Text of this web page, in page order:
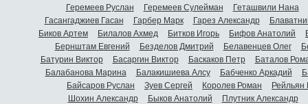
Геремеев Руслан
Геремеев Сулейман
Геташвили Нана
Гасангаджиев Гасан
Гарбер Марк Гарез Александр
Биков Артем
Билалов Ахмед Битков Игорь Бифов Анатолий
Бернштам Евгений
Безделов Дмитрий Белавенцев Олег
Батурин Виктор
Басаргин Виктор Баскаков Петр
Баталов
Балабанова Марина
Балакишиева Алсу Бабченко Аркадий
Байсаров Руслан
Зуев Сергей Королев Роман
Шохин Александр
Быков Анатолий Плутник Александр